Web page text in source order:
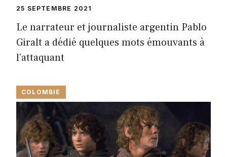
25 SEPTEMBRE 2021
Le narrateur et journaliste argentin Pablo
Giralt a dédié quelques mots émouvants à
l’attaquant
COLOMBIE